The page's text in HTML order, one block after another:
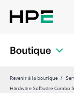
Boutique
Revenir à la boutique
Hardware Software Combo